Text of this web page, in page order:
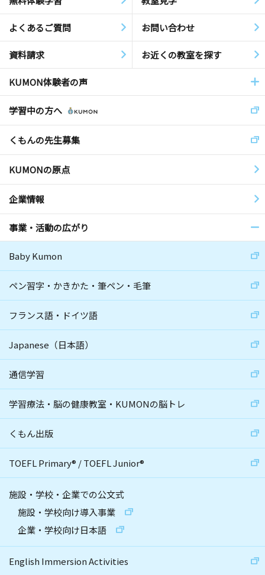
よくあるご質問 お問い合わせ
資料請求 お近くの教室を探す
KUMON体験者の声
学習中の方へ
くもんの先生募集
KUMONの原点
企業情報
事業・活動の広がり
Baby Kumon
ペン習字・かきかた・筆ペン・毛筆
フランス語・ドイツ語
Japanese（日本語）
通信学習
学習療法・脳の健康教室・KUMONの脳トレ
くもん出版
TOEFL Primary® /TOEFL Junior®
施設・学校・企業での公文式
施設・学校向け導入事業
企業・学校向け日本語
English Immersion Activities